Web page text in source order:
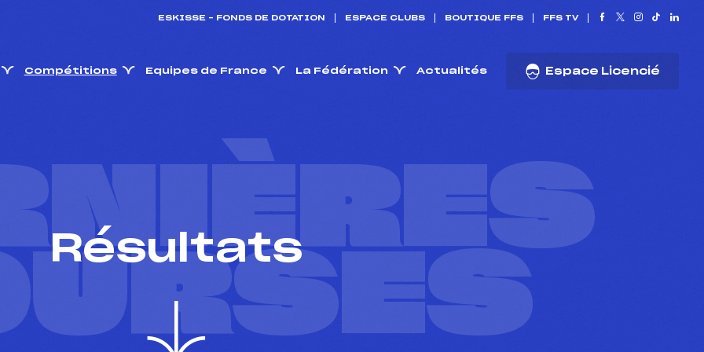
ESKISSE – FONDS DE DOTATION ESPACE CLUBS BOUTIQUE FFS FFS TV
Compétitions Equipes de France La Fédération Actualités Espace Licencié
Résultats